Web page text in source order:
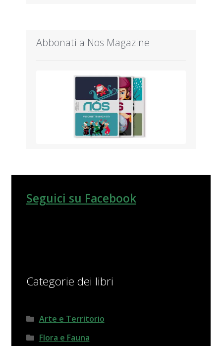
Abbonati a Nos Magazine
Seguici su Facebook
Categorie dei libri
Arte e Territorio
Flora e Fauna